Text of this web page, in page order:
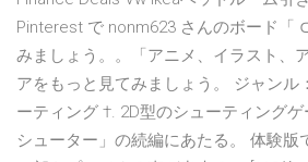
Pinterest で nonm623 さんのボード「
みましょう。。「アニメ、イラスト、
アをもっと見てみましょう。 ジャンル
ーティング †. 2D型のシューティング
シューター」の続編にあたる。 体験版